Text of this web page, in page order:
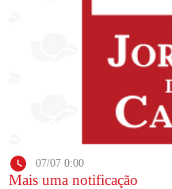
07/07 0:00
Mais uma notificação